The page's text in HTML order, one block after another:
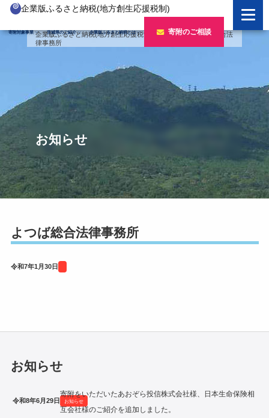
企業版ふるさと納税(地方創生応援税制)
寄附対象事業 茨城県のご紹介 企業版ふるさと納税とは 寄附のご相談
企業版ふるさと納税とは
制度の概要
企業版ふるさと納税(人材派遣型)
寄附をいただいた企業様
寄附対象事業のご紹介
新しい豊かさを推進する事業
新しい安心安全を推進する事業
新しい人財育成を推進する事業
新しい夢・希望を推進する事業
事業検索フォーム
茨城県のご紹介
茨城のポテンシャル
「新しい茨城」への4つのチャレンジ
寄附をいただいた企業様
令和7年度寄附企業一覧
令和6年度寄附企業一覧
令和5年度寄附企業一覧
令和4年度寄附企業一覧
企業版ふるさと納税(地方創生応援税制) >寄附企業>よつば総合法
律事務所
お知らせ
よつば総合法律事務所
令和7年1月30日
お知らせ
令和8年6月29日 お知らせ
寄附をいただいたあおぞら投信株式会社様、日本生命保険相
互会社様のご紹介を追加しました。